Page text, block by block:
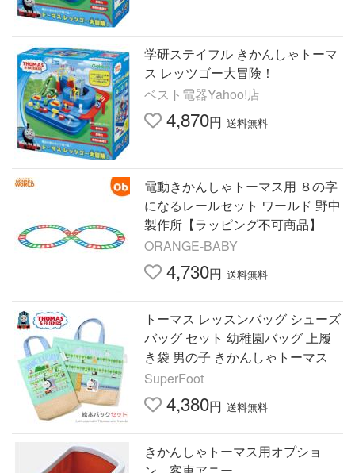
学研ステイフル きかんしゃトーマ
ス レッツゴー大冒険！
ベスト電器Yahoo!店
4,870円 送料無料
電動きかんしゃトーマス用 ８の字
になるレールセット ワールド 野中
製作所【ラッピング不可商品】
ORANGE-BABY
4,730円 送料無料
トーマス レッスンバッグ シューズ
バッグ セット 幼稚園バッグ 上履
き袋 男の子 きかんしゃトーマス
SuperFoot
4,380円 送料無料
きかんしゃトーマス用オプショ